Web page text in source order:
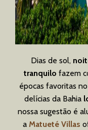
Dias de sol,
tranquilo fazem
épocas favoritas
delícias da Bahia
nossa sugestão é
a Matueté Villas